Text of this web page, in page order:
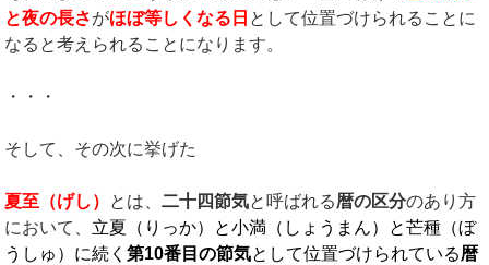
と夜の長さがほぼ等しくなる日 として位置づけられることに
なると考えられることになります。
・・・
そして、その次に挙げた
夏至（げし） とは、二十四節気と呼ばれる暦の区分のあり方
において、 立夏（りっか）と小満（しょうまん）と芒種（ぼ
うしゅ）に続く第10番目の節気として位置づけられている暦